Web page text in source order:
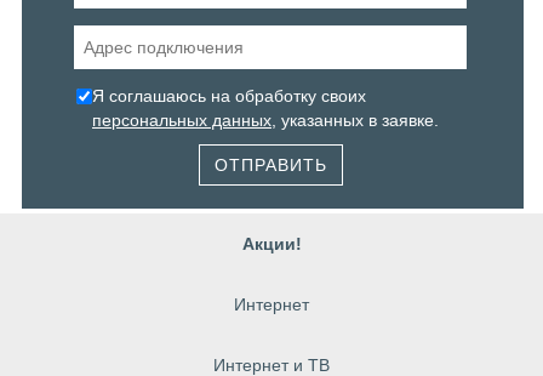
Я соглашаюсь на обработку своих
персональных данных , указанных в заявке.
ОТПРАВИТЬ
Акции!
Интернет
Интернет и ТВ